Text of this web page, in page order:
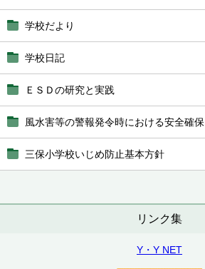
学校だより
学校日記
ＥＳＤの研究と実践
風水害等の警報発令時における安全確保
三保小学校いじめ防止基本方針
リンク集
Y・Y NET